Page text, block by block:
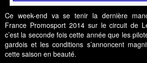
Ce week-end va se tenir la dernière
France Promosport 2014 sur le circuit de
c’est la seconde fois cette année que les
gardois et les conditions s’annoncent
cette saison en beauté.